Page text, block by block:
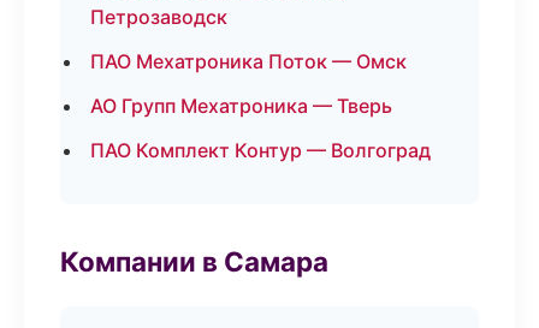
Петрозаводск
ПАО Мехатроника Поток — Омск
АО Групп Мехатроника — Тверь
ПАО Комплект Контур — Волгоград
Компании в Самара